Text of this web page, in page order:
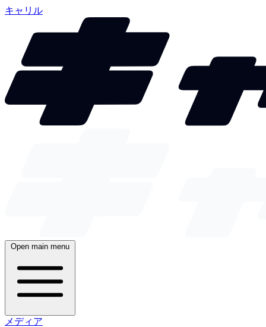
キャリル
Open main menu
メディア